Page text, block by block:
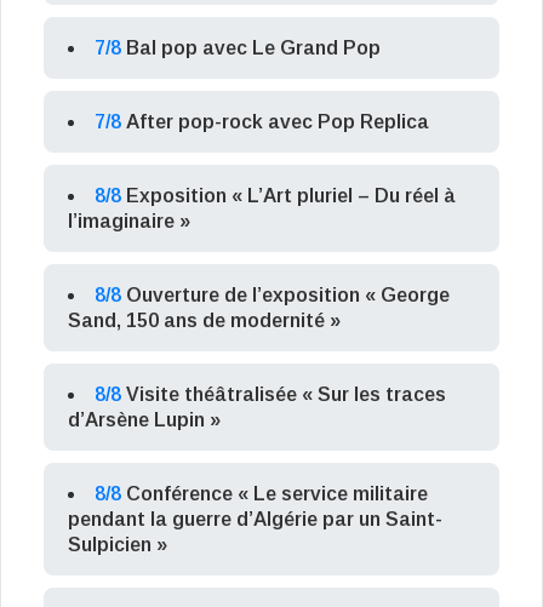
7/8 Bal pop avec Le Grand Pop
7/8 After pop-rock avec Pop Replica
8/8 Exposition « L’Art pluriel – Du réel à
l’imaginaire »
8/8 Ouverture de l’exposition « George
Sand, 150 ans de modernité »
8/8 Visite théâtralisée « Sur les traces
d’Arsène Lupin »
8/8 Conférence « Le service militaire
pendant la guerre d’Algérie par un Saint-
Sulpicien »